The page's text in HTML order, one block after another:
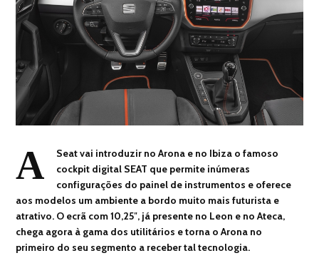
A
Seat vai introduzir no Arona e no Ibiza o famoso
cockpit digital SEAT que permite inúmeras
configurações do painel de instrumentos e oferece
aos modelos um ambiente a bordo muito mais futurista e
atrativo. O ecrã com 10,25″, já presente no Leon e no Ateca,
chega agora à gama dos utilitários e torna o Arona no
primeiro do seu segmento a receber tal tecnologia.